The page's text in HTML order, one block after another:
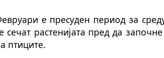
е пресуден период за
сечат растенијата пред да
птиците.